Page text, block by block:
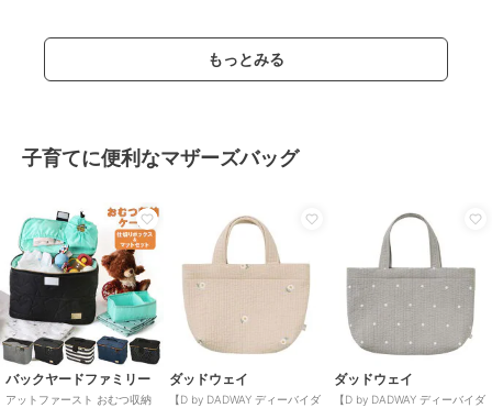
もっとみる
子育てに便利なマザーズバッグ
バックヤードファミリー
アットファースト おむつ収納
ダッドウェイ
【D by DADWAY ディーバイダ
ダッドウェイ
【D by DADWAY ディーバイダ